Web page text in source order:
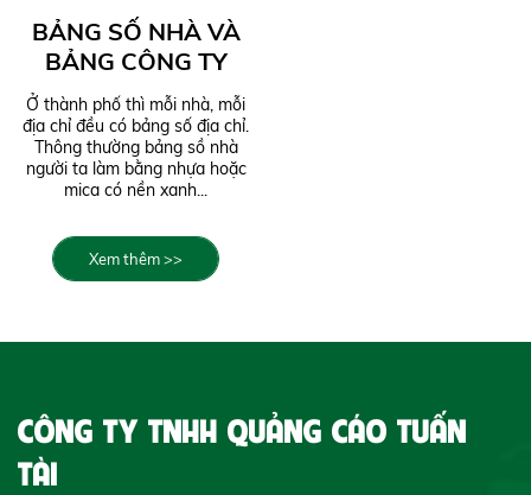
BẢNG SỐ NHÀ VÀ
BẢNG CÔNG TY
Ở thành phố thì mỗi nhà, mỗi
địa chỉ đều có bảng số địa chỉ.
Thông thường bảng sồ nhà
người ta làm bằng nhựa hoặc
mica có nền xanh...
Xem thêm >>
CÔNG TY TNHH QUẢNG CÁO TUẤN
TÀI